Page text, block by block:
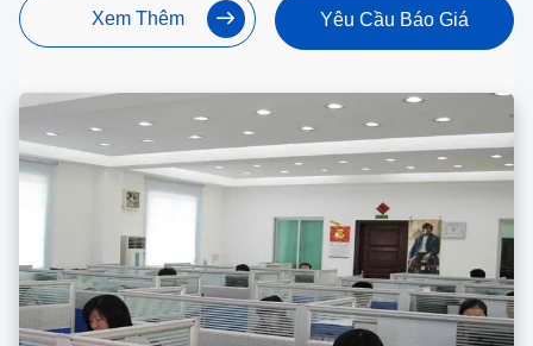
Xem Thêm Yêu Cầu Báo Giá